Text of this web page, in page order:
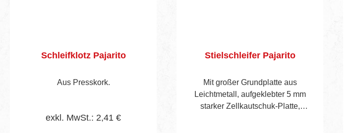
Schleifklotz Pajarito
Aus Presskork.
exkl. MwSt.: 2,41 €
Stielschleifer Pajarito
Mit großer Grundplatte aus
Leichtmetall, aufgeklebter 5 mm
starker Zellkautschuk-Platte,